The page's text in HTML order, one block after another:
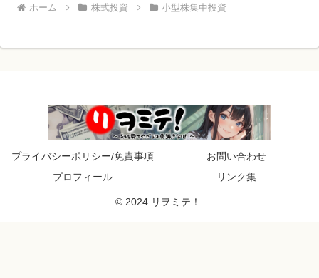
ホーム 株式投資 小型株集中投資
プライバシーポリシー/免責事項
お問い合わせ
プロフィール
リンク集
© 2024 リヲミテ！.